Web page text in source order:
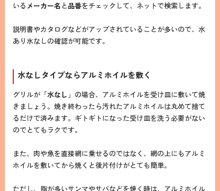
いるメーカー名 と品番をチェックして、ネットで検索します。
説明書やカタログなどがアップされていることが多いので、水
あり水なしの確認が可能です。
水なしタイプならアルミホイルを敷く
グリルが「水なし 」の場合、アルミホイルを受け皿に敷いて焼
きましょう。焼き終わったら汚れたアルミホイルは丸めて捨て
るだけで済みます。ギトギトになった受け皿を洗う必要がない
のでとてもラクです。
また、肉や魚を直接網に乗せるのではなく、網の上にもアルミ
ホイルを敷いてから焼くと後片付けがとても簡単。
ただし、脂が多いサンマやサバなどを焼く時は、アルミホイル